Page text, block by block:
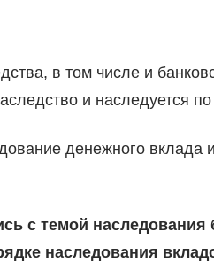
в том числе и
и наследуется
денежного вклада
с темой наследования
наследования